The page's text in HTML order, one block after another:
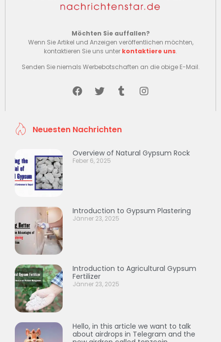
Möchten Sie auffallen?
Wenn Sie Artikel und Anzeigen veröffentlichen möchten,
kontaktieren Sie uns unter kontaktiere uns.
Senden Sie niemals Werbebotschaften an die obige E-Mail.
Neuesten Nachrichten
Overview of Natural Gypsum Rock
Feber 6, 2025
Introduction to Gypsum Plastering
Jänner 23, 2025
Introduction to Agricultural Gypsum
Fertilizer
Jänner 23, 2025
Hello, in this article we want to talk
about airdrops in Telegram and the